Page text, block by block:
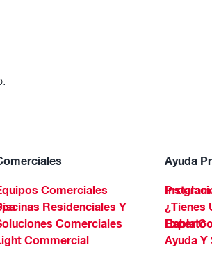
Comerciales
Y Spa
Comerciales
Commercial
Ayuda
Programa Tu
¿Tienes
Habla Con Un Experto
Ayuda Y